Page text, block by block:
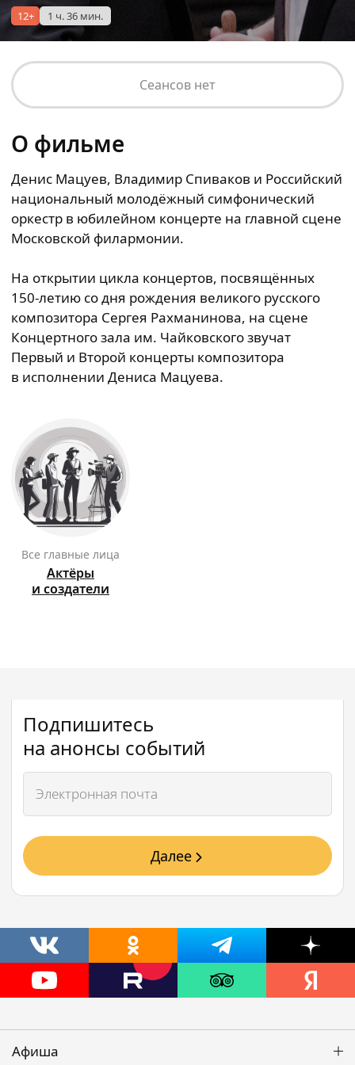
12+ 1 ч. 36 мин.
Сеансов нет
О фильме
Денис Мацуев, Владимир Спиваков и Российский
национальный молодёжный симфонический
оркестр в юбилейном концерте на главной сцене
Московской филармонии.
На открытии цикла концертов, посвящённых
150-летию со дня рождения великого русского
композитора Сергея Рахманинова, на сцене
Концертного зала им. Чайковского звучат
Первый и Второй концерты композитора
в исполнении Дениса Мацуева.
Все главные лица
Актёры
и создатели
Подпишитесь
на анонсы событий
Далее
Афиша